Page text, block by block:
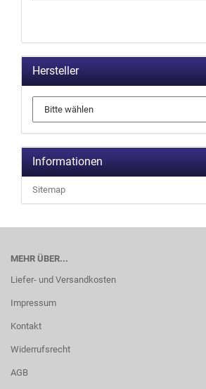
Hersteller
Informationen
Sitemap
MEHR ÜBER...
Liefer- und Versandkosten
Impressum
Kontakt
Widerrufsrecht
AGB